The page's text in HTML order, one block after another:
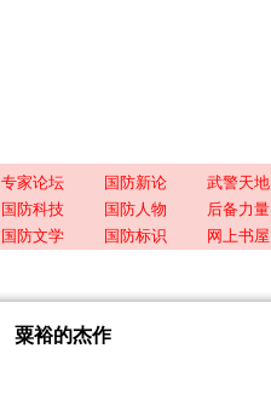
专家论坛 国防新论 武警天地
国防科技 国防人物 后备力量
国防文学 国防标识 网上书屋
粟裕的杰作